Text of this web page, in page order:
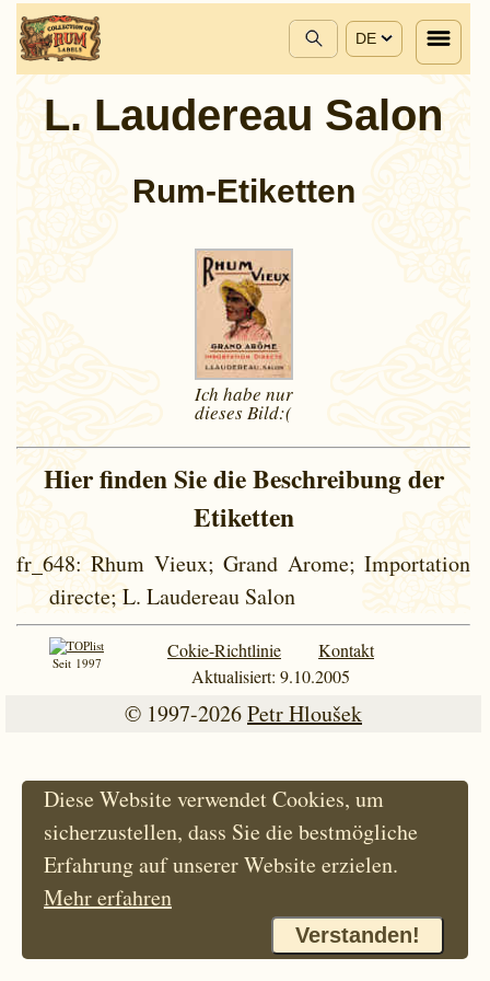
DE
L. Laudereau Salon
Rum-Etiketten
Ich habe nur
diesesBild:(
Hier finden Sie die Beschreibung der
Etiketten
fr_648: Rhum Vieux; Grand Arome; Importation
directe; L. Laudereau Salon
Seit 1997
Cokie-Richtlinie
Kontakt
Aktualisiert: 9.10.2005
© 1997-2026Petr Hloušek
Diese Website verwendet Cookies, um
sicherzustellen, dass Sie die bestmögliche
Erfahrung auf unserer Website erzielen.
Mehr erfahren
Verstanden!